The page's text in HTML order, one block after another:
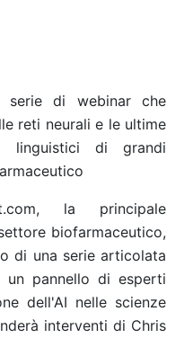
serie di webinar che
reti neurali e le ultime
linguistici di grandi
la principale
biofarmaceutico,
di una serie articolata
un pannello di esperti
dell'AI nelle scienze
interventi di Chris